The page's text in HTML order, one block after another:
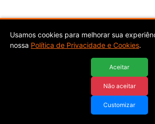
Usamos cookies para melhorar sua
nossa Política de Privacidade e Cookies.
Aceitar
Não aceitar
Customizar